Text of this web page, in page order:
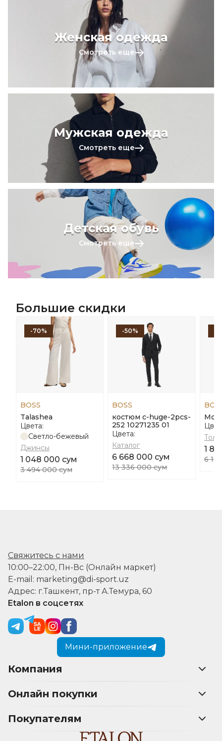
Женская одежда
Смотреть еще
Мужская одежда
Смотреть еще
Детская обувь
Смотреть еще
Большие скидки
-70%
BOSS
Talashea
Цвета:
Светло-бежевый
Джинсы
1 048 000 сум
3 494 000 сум
-50%
BOSS
костюм c-huge-2pcs-
252 10271235 01
Цвета:
Каталог
6 668 000 сум
13 336 000 сум
1
6
Свяжитесь с нами
10:00–22:00, Пн-Вс (Онлайн маркет)
E-mail: marketing@di-sport.uz
Адрес: г.Ташкент, пр-т А.Темура, 60
Etalon в соцсетях
Мини-приложение
Компания
Онлайн покупки
Покупателям